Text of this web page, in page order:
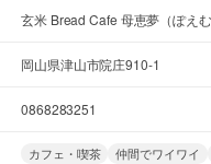
玄米 Bread Cafe 母恵夢（ぽえむ
岡山県津山市院庄910-1
0868283251
カフェ・喫茶 仲間でワイワイ